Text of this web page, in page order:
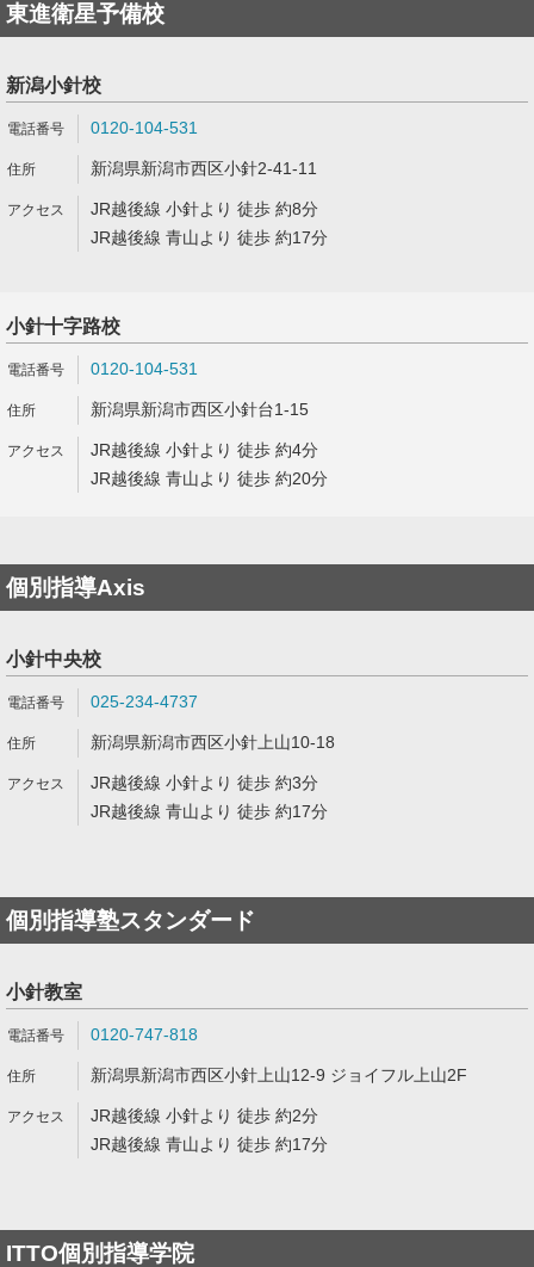
東進衛星予備校
新潟小針校
0120-104-531
新潟県新潟市西区小針2-41-11
JR越後線 小針より 徒歩 約8分
JR越後線 青山より 徒歩 約17分
小針十字路校
0120-104-531
新潟県新潟市西区小針台1-15
JR越後線 小針より 徒歩 約4分
JR越後線 青山より 徒歩 約20分
個別指導Axis
小針中央校
025-234-4737
新潟県新潟市西区小針上山10-18
JR越後線 小針より 徒歩 約3分
JR越後線 青山より 徒歩 約17分
個別指導塾スタンダード
小針教室
0120-747-818
新潟県新潟市西区小針上山12-9 ジョイフル上山2F
JR越後線 小針より 徒歩 約2分
JR越後線 青山より 徒歩 約17分
ITTO個別指導学院